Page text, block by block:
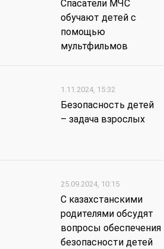
Спасатели МЧС
обучают детей с
помощью
мультфильмов
1.11.2024, 15:32
Безопасность детей
– задача взрослых
25.09.2024, 10:15
С казахстанскими
родителями обсудят
вопросы обеспечения
безопасности детей